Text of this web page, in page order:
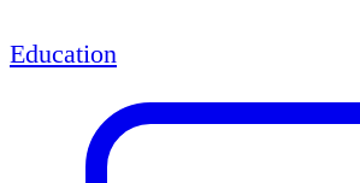
Education